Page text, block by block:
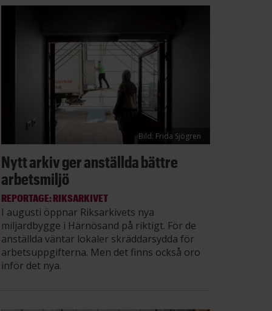
Bild: Frida Sjögren
Nytt arkiv ger anställda bättre
arbetsmiljö
REPORTAGE: RIKSARKIVET
I augusti öppnar Riksarkivets nya
miljardbygge i Härnösand på riktigt. För de
anställda väntar lokaler skräddarsydda för
arbetsuppgifterna. Men det finns också oro
inför det nya.